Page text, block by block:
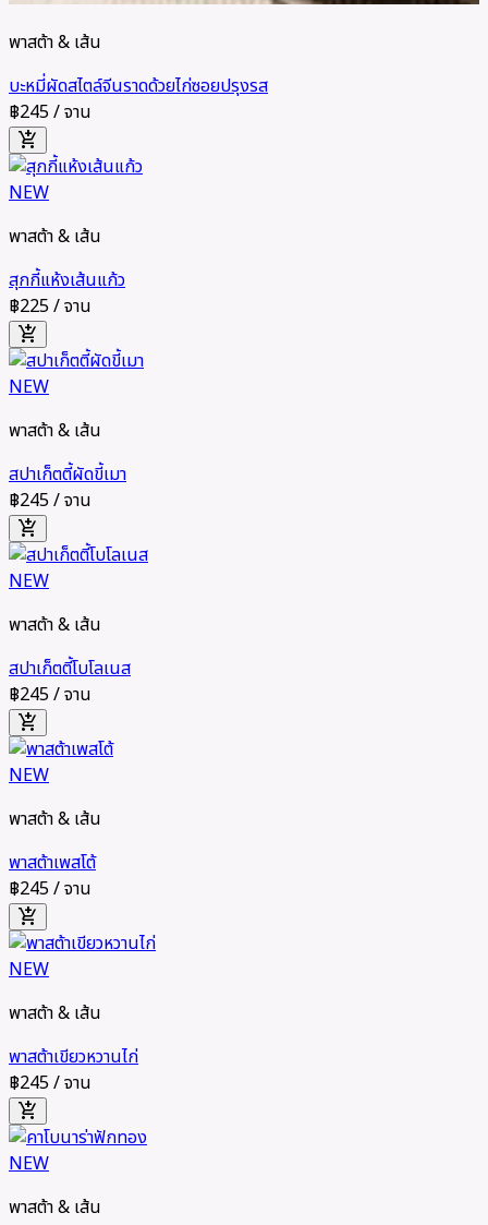
พาสต้า & เส้น
บะหมี่ผัดสไตล์จีนราดด้วยไก่ซอยปรุงรส
฿245/ จาน
add_shopping_cart
NEW
พาสต้า & เส้น
สุกกี้แห้งเส้นแก้ว
฿225/ จาน
add_shopping_cart
NEW
พาสต้า & เส้น
สปาเก็ตตี้ผัดขี้เมา
฿245/ จาน
add_shopping_cart
NEW
พาสต้า & เส้น
สปาเก็ตตี้โบโลเนส
฿245/ จาน
add_shopping_cart
NEW
พาสต้า & เส้น
พาสต้าเพสโต้
฿245/ จาน
add_shopping_cart
NEW
พาสต้า & เส้น
พาสต้าเขียวหวานไก่
฿245/ จาน
add_shopping_cart
NEW
พาสต้า & เส้น